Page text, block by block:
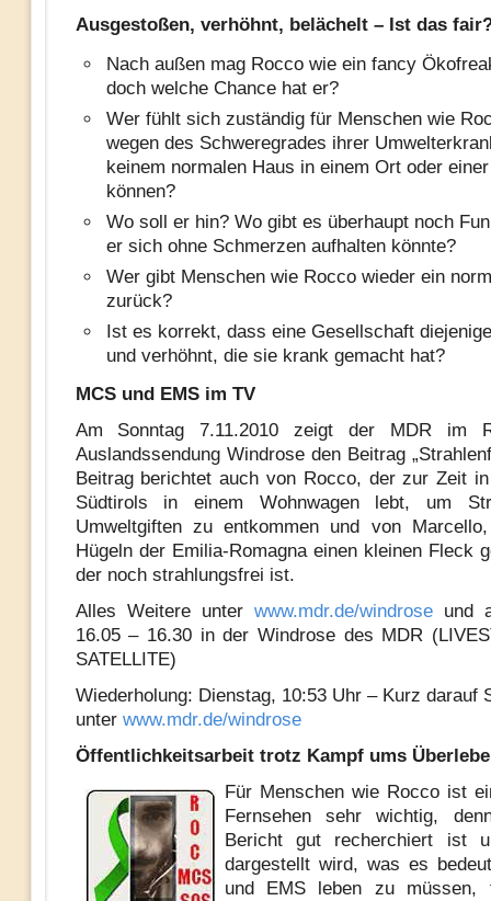
Ausgestoßen, verhöhnt, belächelt – Ist das
Nach außen mag Rocco wie ein fancy
doch welche Chance hat er?
Wer fühlt sich zuständig für Menschen wie
wegen des Schweregrades ihrer
keinem normalen Haus in einem Ort oder
können?
Wo soll er hin? Wo gibt es überhaupt noch
er sich ohne Schmerzen aufhalten könnte?
Wer gibt Menschen wie Rocco wieder ein
zurück?
Ist es korrekt, dass eine Gesellschaft
und verhöhnt, die sie krank gemacht hat?
MCS und EMS im TV
Am Sonntag 7.11.2010 zeigt der MDR im
Auslandssendung Windrose den Beitrag
Beitrag berichtet auch von Rocco, der zur Zeit
Südtirols in einem Wohnwagen lebt, um
Umweltgiften zu entkommen und von
Hügeln der Emilia-Romagna einen kleinen Fleck
der noch strahlungsfrei ist.
Alles Weitere unter www.mdr.de/windroseund
16.05 – 16.30 in der Windrose des MDR
SATELLITE)
Wiederholung: Dienstag, 10:53 Uhr – Kurz darauf
unter www.mdr.de/windrose
Öffentlichkeitsarbeit trotz Kampf ums
Für Menschen wie Rocco ist
Fernsehen sehr wichtig,
Bericht gut recherchiert ist
dargestellt wird, was es
und EMS leben zu